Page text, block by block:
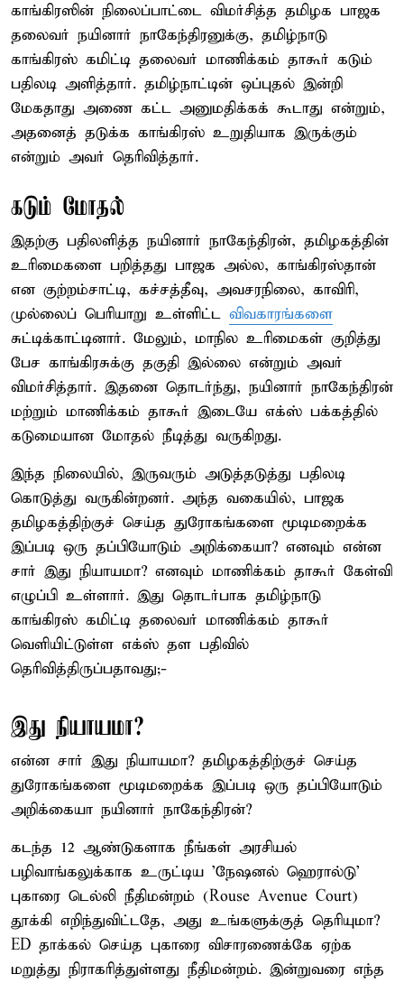
காங்கிரஸின் நிலைப்பாட்டை விமர்சித்த தமிழக பாஜக
தலைவர் நயினார் நாகேந்திரனுக்கு, தமிழ்நாடு
காங்கிரஸ் கமிட்டி தலைவர் மாணிக்கம் தாகூர் கடும்
பதிலடி அளித்தார். தமிழ்நாட்டின் ஒப்புதல் இன்றி
மேகதாது அணை கட்ட அனுமதிக்கக் கூடாது என்றும்,
அதனைத் தடுக்க காங்கிரஸ் உறுதியாக இருக்கும்
என்றும் அவர் தெரிவித்தார்.
கடும் மோதல்
இதற்கு பதிலளித்த நயினார் நாகேந்திரன், தமிழகத்தின்
உரிமைகளை பறித்தது பாஜக அல்ல, காங்கிரஸ்தான்
என குற்றம்சாட்டி, கச்சத்தீவு, அவசரநிலை, காவிரி,
முல்லைப் பெரியாறு உள்ளிட்ட விவகாரங்களை
சுட்டிக்காட்டினார். மேலும், மாநில உரிமைகள் குறித்து
பேச காங்கிரசுக்கு தகுதி இல்லை என்றும் அவர்
விமர்சித்தார். இதனை தொடர்ந்து, நயினார் நாகேந்திரன்
மற்றும் மாணிக்கம் தாகூர் இடையே எக்ஸ் பக்கத்தில்
கடுமையான மோதல் நீடித்து வருகிறது.
இந்த நிலையில், இருவரும் அடுத்தடுத்து பதிலடி
கொடுத்து வருகின்றனர். அந்த வகையில், பாஜக
தமிழகத்திற்குச் செய்த துரோகங்களை மூடிமறைக்க
இப்படி ஒரு தப்பியோடும் அறிக்கையா? எனவும் என்ன
சார் இது நியாயமா? எனவும் மாணிக்கம் தாகூர் கேள்வி
எழுப்பி உள்ளார். இது தொடர்பாக தமிழ்நாடு
காங்கிரஸ் கமிட்டி தலைவர் மாணிக்கம் தாகூர்
வெளியிட்டுள்ள எக்ஸ் தள பதிவில்
தெரிவித்திருப்பதாவது;-
இது நியாயமா?
என்ன சார் இது நியாயமா? தமிழகத்திற்குச் செய்த
துரோகங்களை மூடிமறைக்க இப்படி ஒரு தப்பியோடும்
அறிக்கையா நயினார் நாகேந்திரன்?
கடந்த 12 ஆண்டுகளாக நீங்கள் அரசியல்
பழிவாங்கலுக்காக உருட்டிய 'நேஷனல் ஹெரால்டு'
புகாரை டெல்லி நீதிமன்றம் (Rouse Avenue Court)
தூக்கி எறிந்துவிட்டதே, அது உங்களுக்குத் தெரியுமா?
ED தாக்கல் செய்த புகாரை விசாரணைக்கே ஏற்க
மறுத்து நிராகரித்துள்ளது நீதிமன்றம். இன்றுவரை எந்த